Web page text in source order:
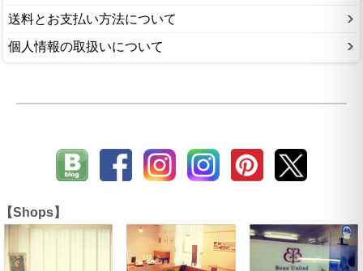
送料とお支払い方法について
個人情報の取扱いについて
【Shops】